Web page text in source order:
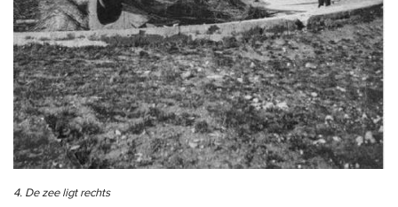
4. De zee ligt rechts